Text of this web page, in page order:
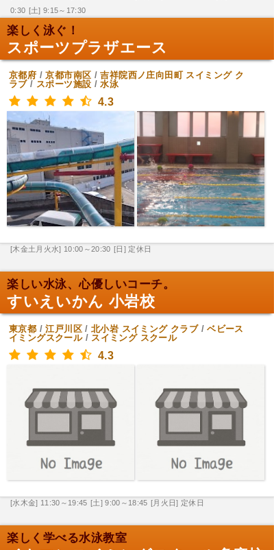
0:30 [土] 9:15～17:30
楽しく泳ぐ！
スポーツプラザエース
京都府 /京都市南区 /吉祥院西ノ庄向田町 スイミング ク
ラブ/ スポーツ施設 /水泳
4.3
[木金土月火水] 10:00～20:30 [日] 定休日
楽しい水泳、心優しいコーチ。
すいえいかん 小岩校
東京都 /江戸川区/北小岩 スイミング クラブ/ベビース
イミングスクール/ スイミング スクール
4.3
[水木金] 11:30～19:45 [土] 9:00～18:45 [月火日] 定休日
楽しく学べる水泳教室